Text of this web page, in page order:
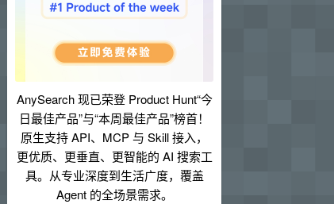
AnySearch 现已荣登 Product Hunt“今
日最佳产品”与“本周最佳产品”榜首！
原生支持 API、MCP 与 Skill 接入，
更优质、更垂直、更智能的 AI 搜索工
具。从专业深度到生活广度，覆盖
Agent 的全场景需求。